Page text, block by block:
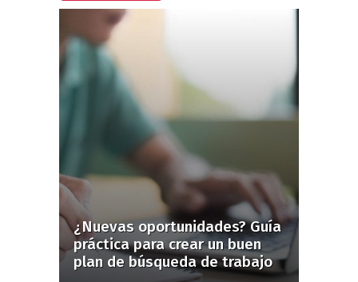
¿Nuevas oportunidades? Guía
práctica para crear un buen
plan de búsqueda de trabajo